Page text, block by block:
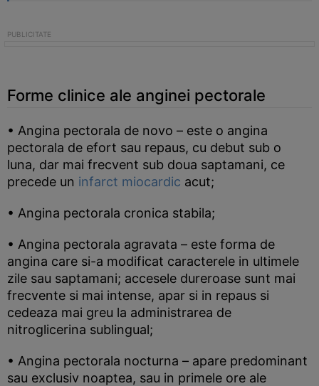
Forme clinice ale anginei pectorale
• Angina pectorala de novo – este o angina
pectorala de efort sau repaus, cu debut sub o
luna, dar mai frecvent sub doua saptamani, ce
precede un infarct miocardic acut;
• Angina pectorala cronica stabila;
• Angina pectorala agravata – este forma de
angina care si-a modificat caracterele in ultimele
zile sau saptamani; accesele dureroase sunt mai
frecvente si mai intense, apar si in repaus si
cedeaza mai greu la administrarea de
nitroglicerina sublingual;
• Angina pectorala nocturna – apare predominant
sau exclusiv noaptea, sau in primele ore ale